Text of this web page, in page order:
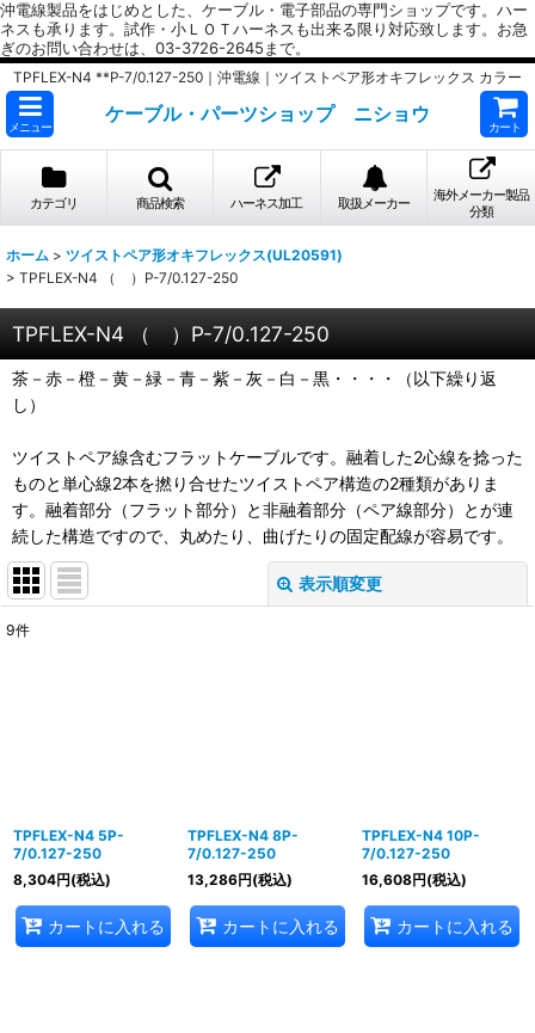
沖電線製品をはじめとした、ケーブル・電子部品の専門ショップです。ハー
ネスも承ります。試作・小ＬＯＴハーネスも出来る限り対応致します。お急
ぎのお問い合わせは、03-3726-2645まで。
TPFLEX-N4 **P-7/0.127-250｜沖電線｜ツイストペア形オキフレックス カラー
メニュー
ケーブル・パーツショップ ニショウ
カート
カテゴリ 商品検索 ハーネス加工 取扱メーカー
海外メーカー製品
分類
ホーム > ツイストペア形オキフレックス(UL20591)
> TPFLEX-N4 （ ）P-7/0.127-250
TPFLEX-N4 （ ）P-7/0.127-250
茶－赤－橙－黄－緑－青－紫－灰－白－黒・・・・（以下繰り返
し）
ツイストペア線含むフラットケーブルです。融着した2心線を捻った
ものと単心線2本を撚り合せたツイストペア構造の2種類がありま
す。融着部分（フラット部分）と非融着部分（ペア線部分）とが連
続した構造ですので、丸めたり、曲げたりの固定配線が容易です。
表示順変更
9件
TPFLEX-N4 5P-
7/0.127-250
8,304円(税込)
カートに入れる
TPFLEX-N4 8P-
7/0.127-250
13,286円(税込)
カートに入れる
TPFLEX-N4 10P-
7/0.127-250
16,608円(税込)
カートに入れる